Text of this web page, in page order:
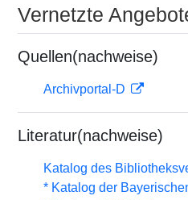
Vernetzte
Quellen(nachweise)
Archivportal-D
Literatur(nachweise)
Katalog des
* Katalog der